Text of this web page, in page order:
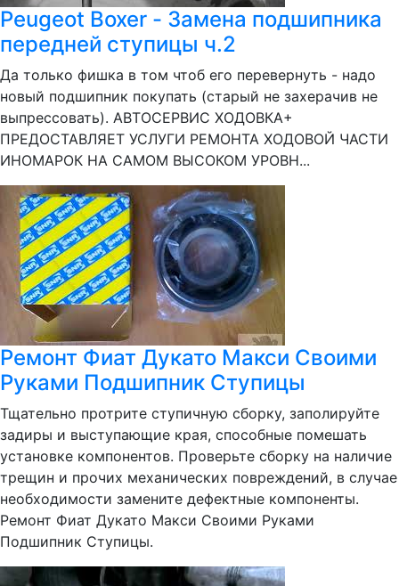
Peugeot Boxer - Замена подшипника
передней ступицы ч.2
Да только фишка в том чтоб его перевернуть - надо
новый подшипник покупать (старый не захерачив не
выпрессовать). АВТОСЕРВИС ХОДОВКА+
ПРЕДОСТАВЛЯЕТ УСЛУГИ РЕМОНТА ХОДОВОЙ ЧАСТИ
ИНОМАРОК НА САМОМ ВЫСОКОМ УРОВН...
Ремонт Фиат Дукато Макси Своими
Руками Подшипник Ступицы
Тщательно протрите ступичную сборку, заполируйте
задиры и выступающие края, способные помешать
установке компонентов. Проверьте сборку на наличие
трещин и прочих механических повреждений, в случае
необходимости замените дефектные компоненты.
Ремонт Фиат Дукато Макси Своими Руками
Подшипник Ступицы.